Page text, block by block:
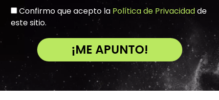
Confirmo que acepto la Política de Privacidadde
este sitio.
¡ME APUNTO!
t